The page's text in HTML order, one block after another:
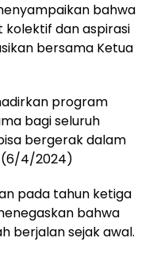
bahwa
kolektif dan aspirasi
bersama Ketua
program
bagi seluruh
bergerak dalam
(6/4/2024)
pada tahun ketiga
bahwa
berjalan sejak awal.